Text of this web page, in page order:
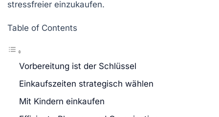
stressfreier einzukaufen.
Table of Contents
Vorbereitung ist der Schlüssel
Einkaufszeiten strategisch wählen
Mit Kindern einkaufen